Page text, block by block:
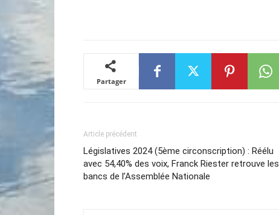
Partager
Article précédent
Législatives 2024 (5ème circonscription) : Réélu
avec 54,40% des voix, Franck Riester retrouve les
bancs de l’Assemblée Nationale